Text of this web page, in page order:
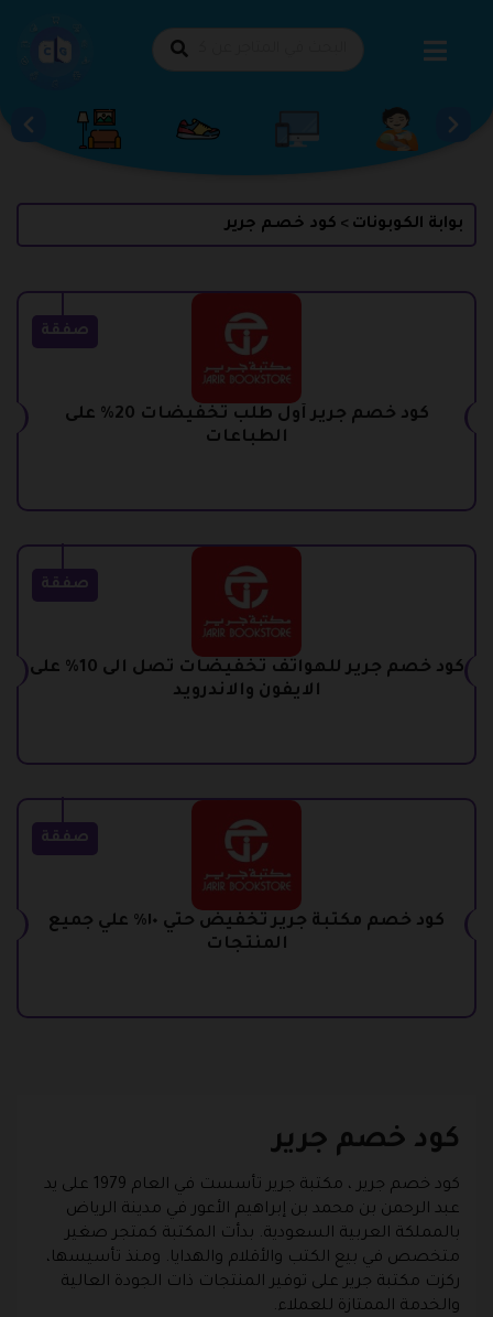
بوابة الكوبونات > كود خصم جرير
صفقة
كود خصم جرير أول طلب تخفيضات 20% على
الطباعات
صفقة
كود خصم جرير للهواتف تخفيضات تصل الى 10% على
الايفون والاندرويد
صفقة
كود خصم مكتبة جرير تخفيض حتي ١٠٪ علي جميع
المنتجات
كود خصم جرير
كود خصم جرير ، مكتبة جرير تأسست في العام 1979 على يد
عبد الرحمن بن محمد بن إبراهيم الأعور في مدينة الرياض
بالمملكة العربية السعودية. بدأت المكتبة كمتجر صغير
متخصص في بيع الكتب والأقلام والهدايا. ومنذ تأسيسها،
ركزت مكتبة جرير على توفير المنتجات ذات الجودة العالية
والخدمة الممتازة للعملاء.